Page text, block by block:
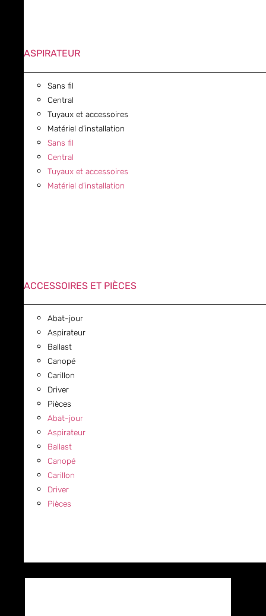
ASPIRATEUR
Sans fil
Central
Tuyaux et accessoires
Matériel d’installation
Sans fil
Central
Tuyaux et accessoires
Matériel d’installation
ACCESSOIRES ET PIÈCES
Abat-jour
Aspirateur
Ballast
Canopé
Carillon
Driver
Pièces
Abat-jour
Aspirateur
Ballast
Canopé
Carillon
Driver
Pièces